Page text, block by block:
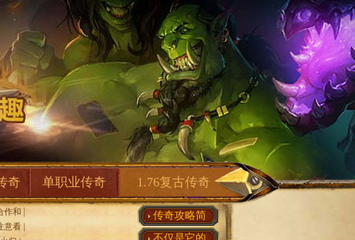
奇 单职业传奇 1.76复古传奇
作和
意看
传奇攻略简